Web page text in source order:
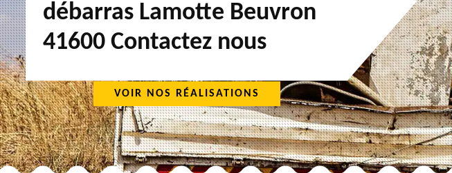
débarras Lamotte Beuvron
41600 Contactez nous
VOIR NOS RÉALISATIONS